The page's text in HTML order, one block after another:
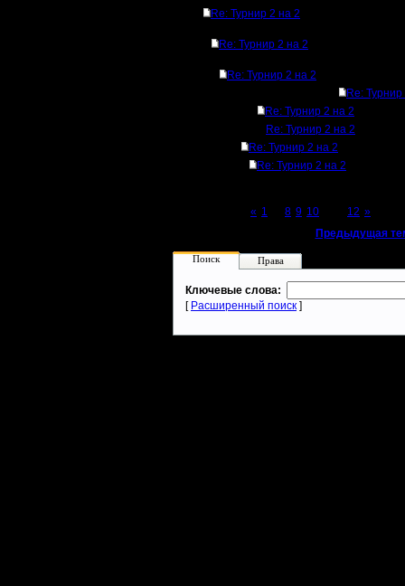
Re: Турнир 2 на 2
Re: Турнир 2 на 2
Re: Турнир 2 на 2
Re:
Re: Турнир 2 на 2
Re: Турнир 2 на 2
Re: Турнир 2 на 2
Re: Турнир 2 на 2
« 1 8 9 10 12 »
Предыдущая
Поиск Права
Ключевые слова:
[ Расширенный поиск ]